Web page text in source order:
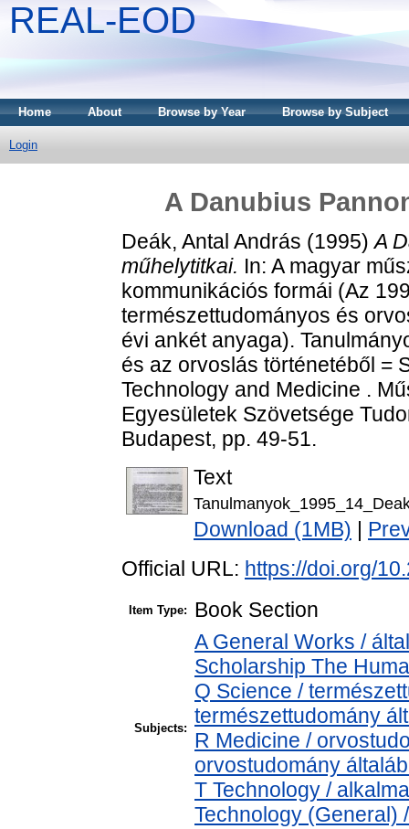
REAL-EOD
Home About Browse by Year Browse by Subject
Login
A Danubius
Deák, Antal András (1995)A
műhelytitkai. In: A magyar
kommunikációs formái (Az
természettudományos és
évi ankét anyaga).
és az orvoslás történetéből =
Technology and Medicine .
Egyesületek Szövetsége
Budapest, pp. 49-51.
Text
Download (1MB)
Official URL: https://doi.org/
Item Type: Book Section
Subjects:
A General Works /
Scholarship The
Q Science /
természettudomány
R Medicine /
orvostudomány
T Technology /
Technology (General)